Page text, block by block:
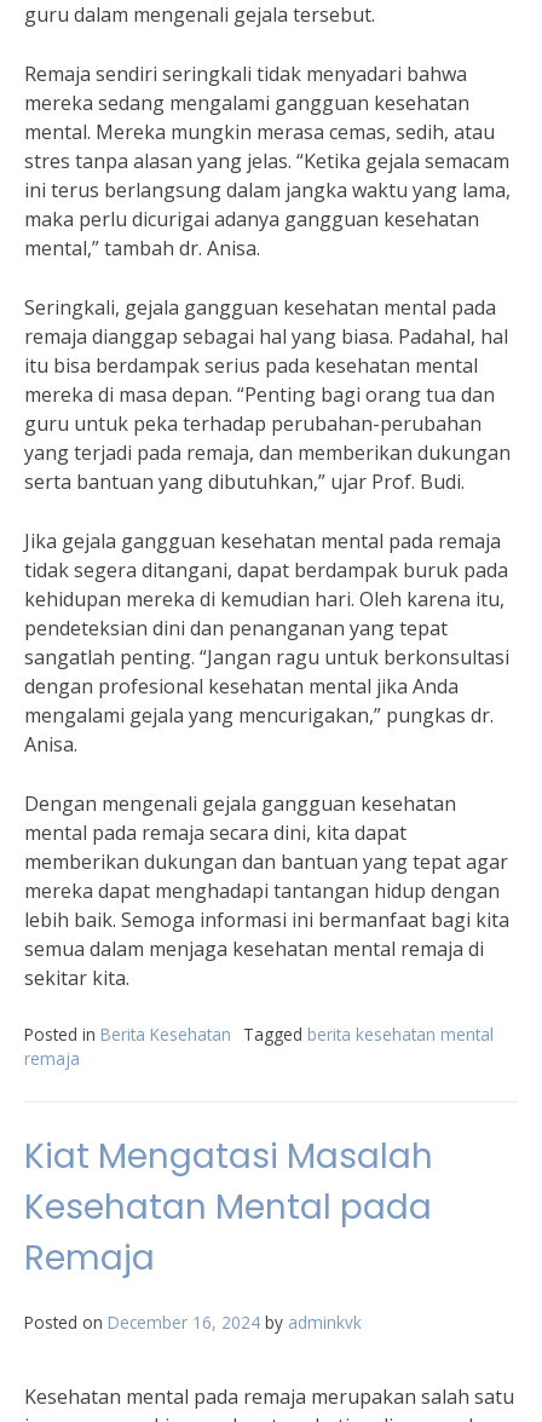
guru dalam mengenali gejala tersebut.
Remaja sendiri seringkali tidak menyadari bahwa
mereka sedang mengalami gangguan kesehatan
mental. Mereka mungkin merasa cemas, sedih, atau
stres tanpa alasan yang jelas. “Ketika gejala semacam
ini terus berlangsung dalam jangka waktu yang lama,
maka perlu dicurigai adanya gangguan kesehatan
mental,” tambah dr. Anisa.
Seringkali, gejala gangguan kesehatan mental pada
remaja dianggap sebagai hal yang biasa. Padahal, hal
itu bisa berdampak serius pada kesehatan mental
mereka di masa depan. “Penting bagi orang tua dan
guru untuk peka terhadap perubahan-perubahan
yang terjadi pada remaja, dan memberikan dukungan
serta bantuan yang dibutuhkan,” ujar Prof. Budi.
Jika gejala gangguan kesehatan mental pada remaja
tidak segera ditangani, dapat berdampak buruk pada
kehidupan mereka di kemudian hari. Oleh karena itu,
pendeteksian dini dan penanganan yang tepat
sangatlah penting. “Jangan ragu untuk berkonsultasi
dengan profesional kesehatan mental jika Anda
mengalami gejala yang mencurigakan,” pungkas dr.
Anisa.
Dengan mengenali gejala gangguan kesehatan
mental pada remaja secara dini, kita dapat
memberikan dukungan dan bantuan yang tepat agar
mereka dapat menghadapi tantangan hidup dengan
lebih baik. Semoga informasi ini bermanfaat bagi kita
semua dalam menjaga kesehatan mental remaja di
sekitar kita.
Posted in Berita Kesehatan Tagged berita kesehatan mental
remaja
Kiat Mengatasi Masalah
Kesehatan Mental pada
Remaja
Posted on December 16, 2024 by adminkvk
Kesehatan mental pada remaja merupakan salah satu